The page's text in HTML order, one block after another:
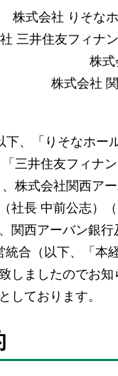
株式会社 りそな
三井住友フィナ
株式
株式会社
、「りそなホー
三井住友フィナ
株式会社関西ア
社長 中前公志）
関西アーバン銀
合（以下、「本
しましたのでお
しております。